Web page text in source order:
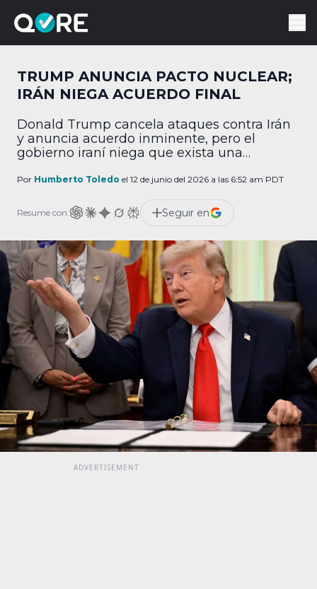
TRUMP ANUNCIA PACTO NUCLEAR;
IRÁN NIEGA ACUERDO FINAL
Donald Trump cancela ataques contra Irán
y anuncia acuerdo inminente, pero el
gobierno iraní niega que exista una
Por Humberto Toledo el 12 de junio del 2026 a las 6:52 am PDT
Resume con: Seguir en